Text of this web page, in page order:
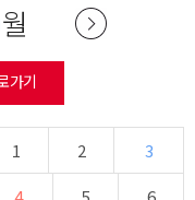
월
가기
1 2
3